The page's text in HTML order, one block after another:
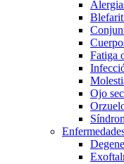
Fatiga
Ojo